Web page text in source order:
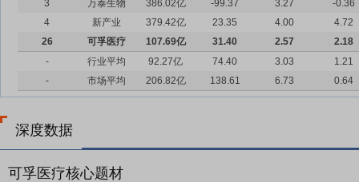
3
万泰生物 386.02亿 -99.37 3.27
-0.36
4
新产业 379.42亿 23.35 4.00
4.72
26
可孚医疗 107.69亿 31.40 2.57
2.18
-
行业平均 92.27亿 74.40 3.03
1.21
-
市场平均 206.82亿 138.61 6.73 0.64
深度数据
可孚医疗核心题材